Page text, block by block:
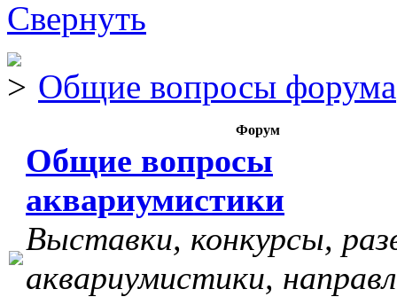
Общие вопросы форума
Форум
Общие вопросы
аквариумистики
Выставки, конкурсы,
аквариумистики,